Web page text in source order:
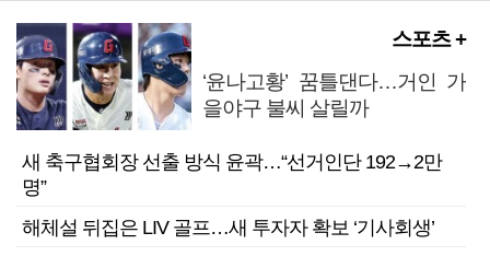
스포츠 +
‘윤나고황’ 꿈틀댄다…거인 가
을야구 불씨 살릴까
새 축구협회장 선출 방식 윤곽…“선거인단 192→2만
명”
해체설 뒤집은 LIV 골프…새 투자자 확보 ‘기사회생’